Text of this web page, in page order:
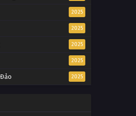
2025
2025
2025
2025
Đảo 2025